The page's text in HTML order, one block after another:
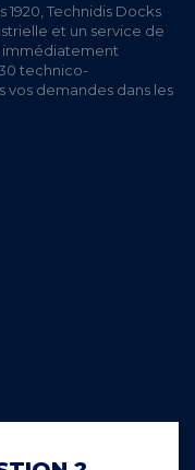
Technidis Docks
et un service de
immédiatement
technico-
demandes dans les